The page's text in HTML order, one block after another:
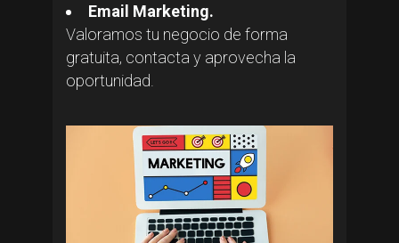
Email Marketing.
Valoramos tu negocio de forma
gratuita, contacta y aprovecha la
oportunidad.